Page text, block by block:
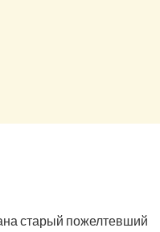
старый пожелтевший